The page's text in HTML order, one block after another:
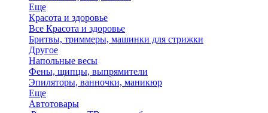
Еще
Красота и здоровье
Все Красота и здоровье
Бритвы, триммеры, машинки для стрижки
Другое
Напольные весы
Фены, щипцы, выпрямители
Эпиляторы, ванночки, маникюр
Еще
Автотовары